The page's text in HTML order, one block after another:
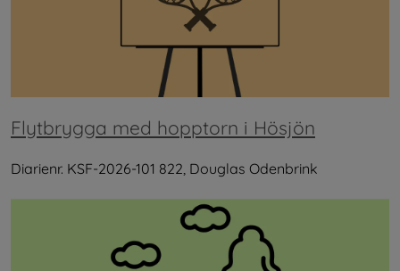
Flytbrygga med hopptorn i Hösjön
Diarienr. KSF-2026-101 822, Douglas Odenbrink